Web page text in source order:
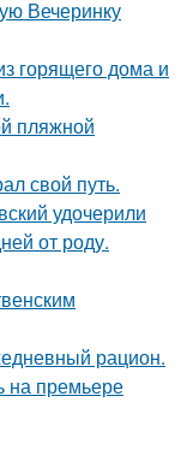
Вечеринку
горящего дома и
пляжной
свой путь.
удочерили
от роду.
рацион.
на премьере